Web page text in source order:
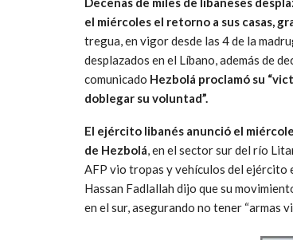
el miércoles el retorno a sus casas,
tregua, en vigor desde las 4 de la
desplazados en el Líbano, además de
comunicado Hezbolá proclamó su
doblegar su voluntad”.
El ejército libanés anunció el
de Hezbolá, en el sector sur del río
AFP vio tropas y vehículos del ejército
Hassan Fadlallah dijo que su
en el sur, asegurando no tener “armas